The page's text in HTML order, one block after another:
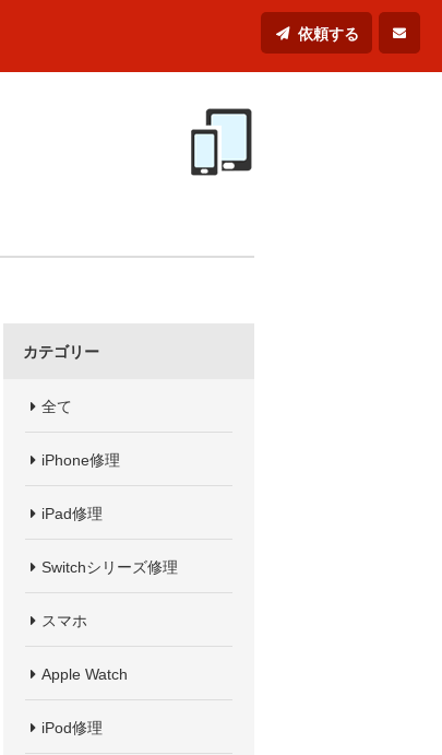
依頼する
カテゴリー
全て
iPhone修理
iPad修理
Switchシリーズ修理
スマホ
Apple Watch
iPod修理